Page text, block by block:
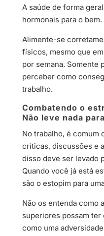
A saúde de forma
hormonais para o bem.
Alimente-se
físicos, mesmo que
por semana. Somente
perceber como
trabalho.
Combatendo o
Não leve nada
No trabalho, é comum
críticas, discussões e
disso deve ser levado
Quando você já está
são o estopim para
Não os entenda como
superiores possam ter
como uma